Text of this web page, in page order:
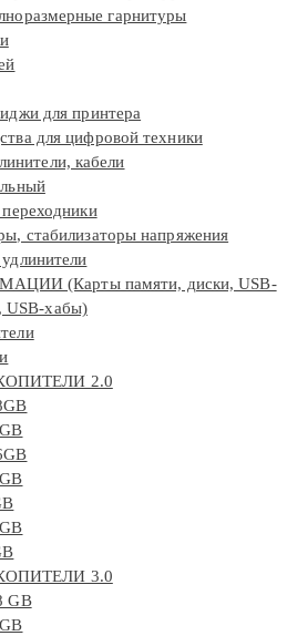
гарнитуры
для принтера
для цифровой техники
кабели
переходники
стабилизаторы напряжения
(Карты памяти, диски, USB-
USB-хабы)
2.0
3.0
GB